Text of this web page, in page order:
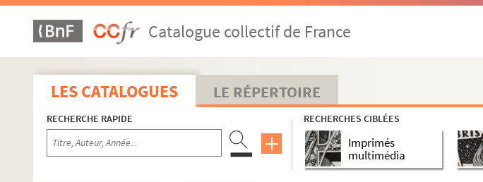
Catalogue collectif de France
LES CATALOGUES LE RÉPERTOIRE
RECHERCHE RAPIDE RECHERCHES CIBLÉES
Imprimés
multimédia